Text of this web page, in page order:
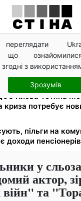
що
згодні з
Зрозумів
день —
допомоги на
у реєстрі
Києва Тетяна
криза потребує
пільги на
доходи
у
актор,
та